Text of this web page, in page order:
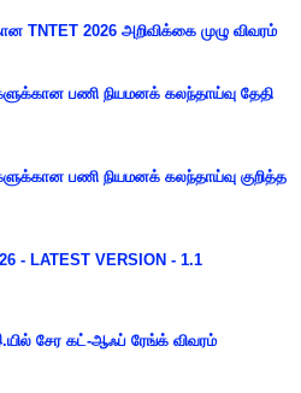
TNTET 2026 அறிவிக்கை முழு விவரம்
பணி நியமனக் கலந்தாய்வு தேதி
பணி நியமனக் கலந்தாய்வு குறித்த
- LATEST VERSION - 1.1
சேர கட்-ஆஃப் ரேங்க் விவரம்